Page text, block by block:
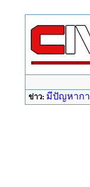
ข่าว: มีปัญหากา